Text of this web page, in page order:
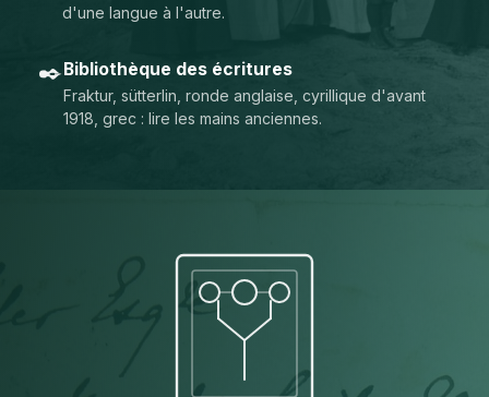
d'une langue à l'autre.
✒️Bibliothèque des écritures
Fraktur, sütterlin, ronde anglaise, cyrillique d'avant
1918, grec : lire les mains anciennes.